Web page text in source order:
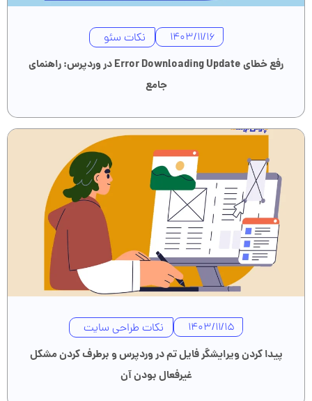
1403/11/16
نکات سئو
رفع خطای Error Downloading Update در وردپرس: راهنمای
جامع
1403/11/15
نکات طراحی سایت
پیدا کردن ویرایشگر فایل تم در وردپرس و برطرف کردن مشکل
غیرفعال بودن آن